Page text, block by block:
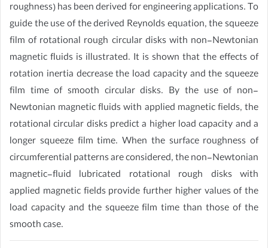
roughness) has been derived for engineering applications. To
guide the use of the derived Reynolds equation, the squeeze
film of rotational rough circular disks with non-Newtonian
magnetic fluids is illustrated. It is shown that the effects of
rotation inertia decrease the load capacity and the squeeze
film time of smooth circular disks. By the use of non-
Newtonian magnetic fluids with applied magnetic fields, the
rotational circular disks predict a higher load capacity and a
longer squeeze film time. When the surface roughness of
circumferential patterns are considered, the non-Newtonian
magnetic-fluid lubricated rotational rough disks with
applied magnetic fields provide further higher values of the
load capacity and the squeeze film time than those of the
smooth case.